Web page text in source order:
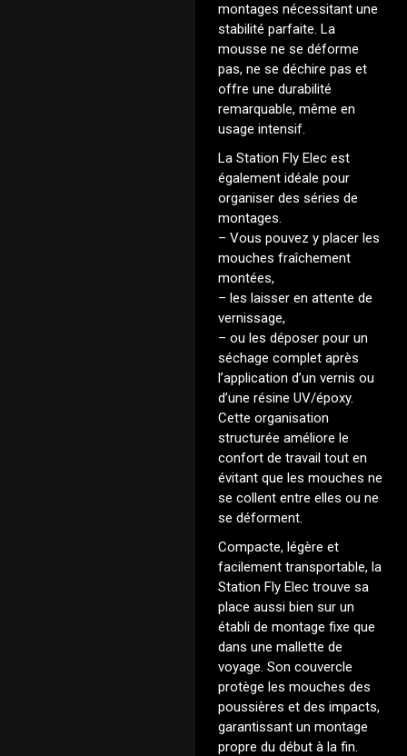
montages nécessitant une
stabilité parfaite. La
mousse ne se déforme
pas, ne se déchire pas et
offre une durabilité
remarquable, même en
usage intensif.
La Station Fly Elec est
également idéale pour
organiser des séries de
montages.
– Vous pouvez y placer les
mouches fraîchement
montées,
– les laisser en attente de
vernissage,
– ou les déposer pour un
séchage complet après
l’application d’un vernis ou
d’une résine UV/époxy.
Cette organisation
structurée améliore le
confort de travail tout en
évitant que les mouches ne
se collent entre elles ou ne
se déforment.
Compacte, légère et
facilement transportable, la
Station Fly Elec trouve sa
place aussi bien sur un
établi de montage fixe que
dans une mallette de
voyage. Son couvercle
protège les mouches des
poussières et des impacts,
garantissant un montage
propre du début à la fin.